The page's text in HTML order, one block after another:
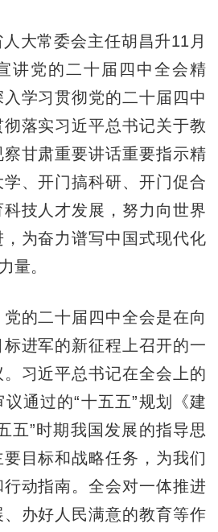
常委会主任胡昌升11月
讲党的二十届四中全会精
学习贯彻党的二十届四中
落实习近平总书记关于教
甘肃重要讲话重要指示精
、开门搞科研、开门促合
技人才发展，努力向世界
为奋力谱写中国式现代化
量。
二十届四中全会是在向
进军的新征程上召开的一
习近平总书记在全会上的
通过的“十五五”规划《建
五”时期我国发展的指导思
目标和战略任务，为我们
动指南。全会对一体推进
办好人民满意的教育等作